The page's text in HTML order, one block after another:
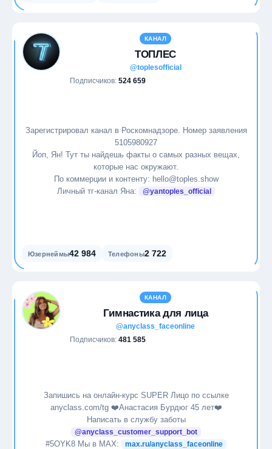
КАНАЛ
ТОПЛЕС
@toplesofficial
Подписчиков: 524 659
Зарегистрировал канал в Роскомнадзоре. Номер заявления
5105980927
Йоп, Ян! Тут ты найдешь факты о самых разных вещах,
которые нас окружают.
По коммерции и контенту: hello@toples.show
Личный тг-канал Яна:
@yantoples_official
Юзернеймы42 984 Телефоны2 722
КАНАЛ
Гимнастика для лица
@anyclass_faceonline
Подписчиков: 481 585
Запишись на онлайн-курс SUPER Лицо по ссылке
anyclass.com/tg ❤️Анастасия Бурдюг 45 лет❤️
Написать в службу заботы
@anyclass_customer_support_bot
#5OYK8 Мы в MAX: max.ru/anyclass_faceonline